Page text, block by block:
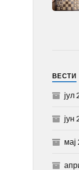
ВЕСТИ
јул
јун
мај